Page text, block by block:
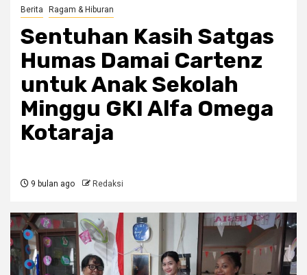
Berita Ragam & Hiburan
Sentuhan Kasih Satgas
Humas Damai Cartenz
untuk Anak Sekolah
Minggu GKI Alfa Omega
Kotaraja
9 bulan ago Redaksi